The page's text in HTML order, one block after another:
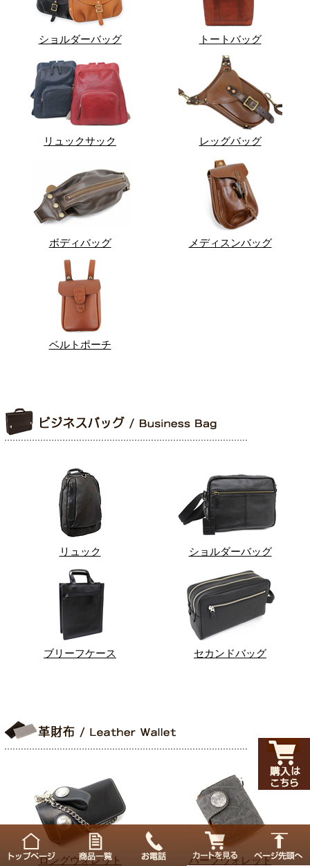
ショルダーバッグ トートバッグ
リュックサック レッグバッグ
ボディバッグ メディスンバッグ
ベルトポーチ
リュック ショルダーバッグ
ブリーフケース セカンドバッグ
ロングウォレット ハーフウォレット